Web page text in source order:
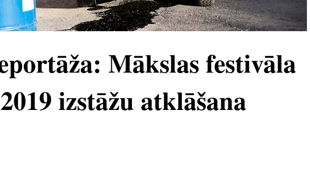
Mākslas festivāla
izstāžu atklāšana